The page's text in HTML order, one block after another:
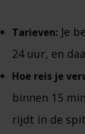
Tarieven: Je
24 uur, en
Hoe reis je
binnen 15
rijdt in de